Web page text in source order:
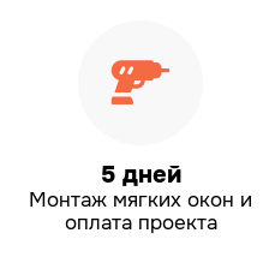
5 дней
Монтаж мягких окон и
оплата проекта